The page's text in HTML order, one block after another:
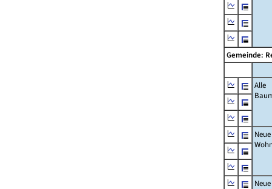
Gemeinde:
Alle
Neue